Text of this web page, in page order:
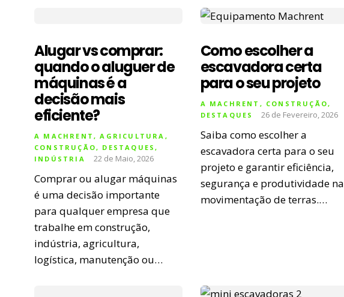
Alugar vs comprar:
quando o aluguer de
máquinas é a
decisão mais
eficiente?
A MACHRENT ,AGRICULTURA ,
CONSTRUÇÃO, DESTAQUES,
INDÚSTRIA
22 de Maio, 2026
Comprar ou alugar máquinas
é uma decisão importante
para qualquer empresa que
trabalhe em construção,
indústria, agricultura,
logística, manutenção ou…
Como escolher a
escavadora certa
para o seu projeto
A MACHRENT , CONSTRUÇÃO,
DESTAQUES
26 de Fevereiro, 2026
Saiba como escolher a
escavadora certa para o seu
projeto e garantir eficiência,
segurança e produtividade na
movimentação de terras.…